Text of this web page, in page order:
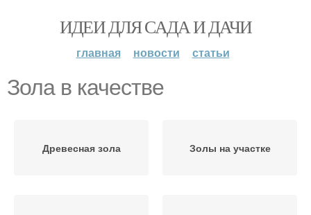
ИДЕИ ДЛЯ САДА И ДАЧИ
главная новости статьи
Зола в качестве
Древесная зола Золы на участке